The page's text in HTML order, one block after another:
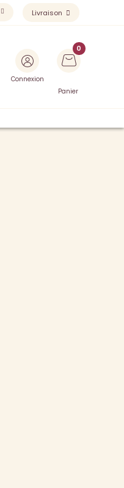
Livraison
Connexion
Panier